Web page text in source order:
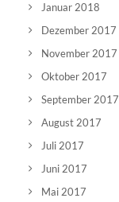
Januar 2018
Dezember 2017
November 2017
Oktober 2017
September 2017
August 2017
Juli 2017
Juni 2017
Mai 2017